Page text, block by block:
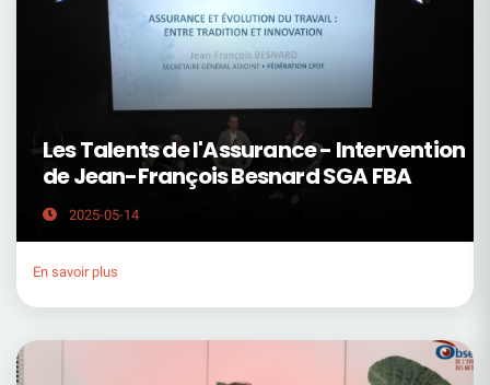
Les Talents de l'Assurance - Intervention
de Jean-François Besnard SGA FBA
2025-05-14
En savoir plus